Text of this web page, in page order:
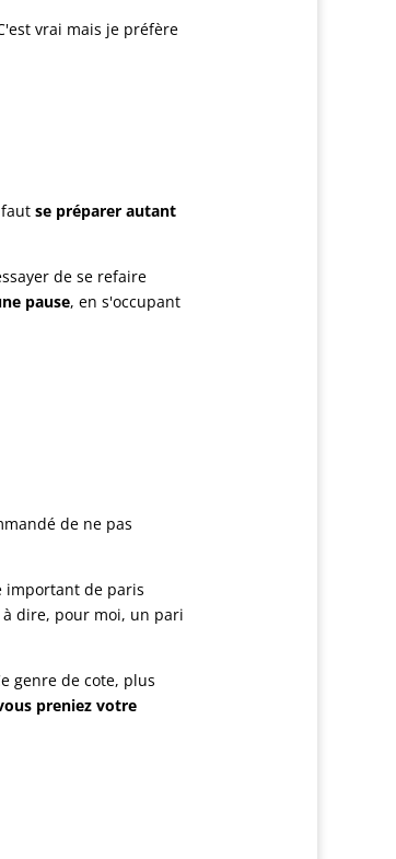
vrai mais je préfère
se préparer autant
de se refaire
pause, en s'occupant
de ne pas
important de paris
à dire, pour moi, un pari
genre de cote, plus
preniez votre